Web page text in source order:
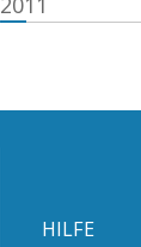
HILFE